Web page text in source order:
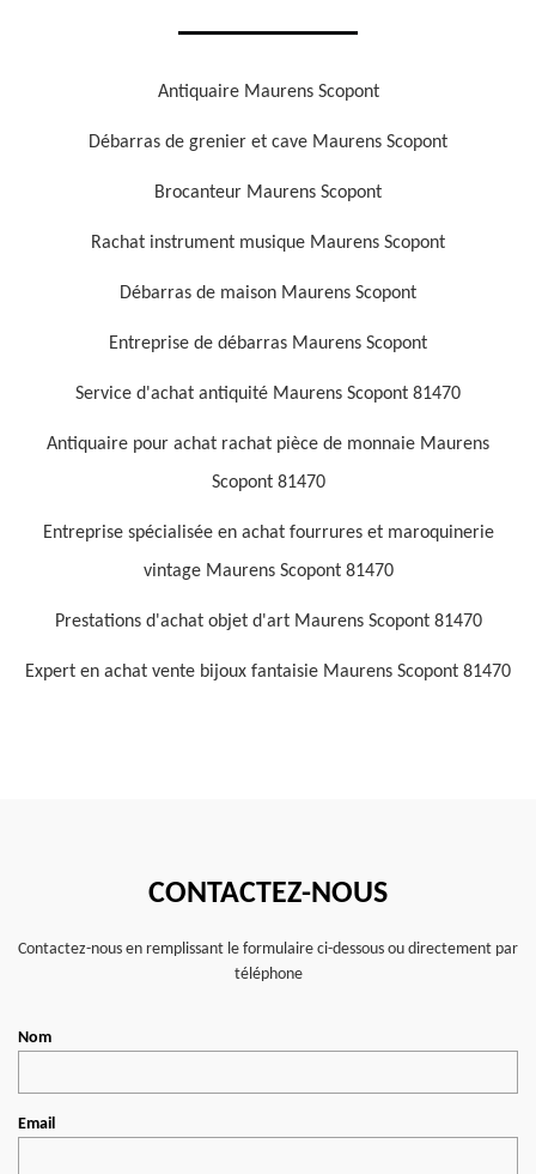
Antiquaire Maurens Scopont
Débarras de grenier et cave Maurens Scopont
Brocanteur Maurens Scopont
Rachat instrument musique Maurens Scopont
Débarras de maison Maurens Scopont
Entreprise de débarras Maurens Scopont
Service d'achat antiquité Maurens Scopont 81470
Antiquaire pour achat rachat pièce de monnaie Maurens
Scopont 81470
Entreprise spécialisée en achat fourrures et maroquinerie
vintage Maurens Scopont 81470
Prestations d'achat objet d'art Maurens Scopont 81470
Expert en achat vente bijoux fantaisie Maurens Scopont 81470
CONTACTEZ-NOUS
Contactez-nous en remplissant le formulaire ci-dessous ou directement par
téléphone
Nom
Email